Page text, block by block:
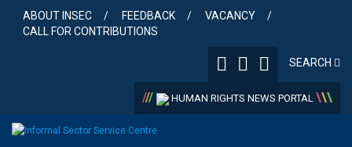
content
ABOUT INSEC FEEDBACK
VACANCY
CALL FOR CONTRIBUTIONS
SEARCH
/// HUMAN RIGHTS NEWS PORTAL \\\